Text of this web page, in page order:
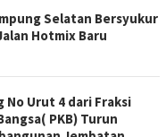
Selatan Bersyukur
Hotmix Baru
No Urut 4 dari Fraksi
PKB) Turun